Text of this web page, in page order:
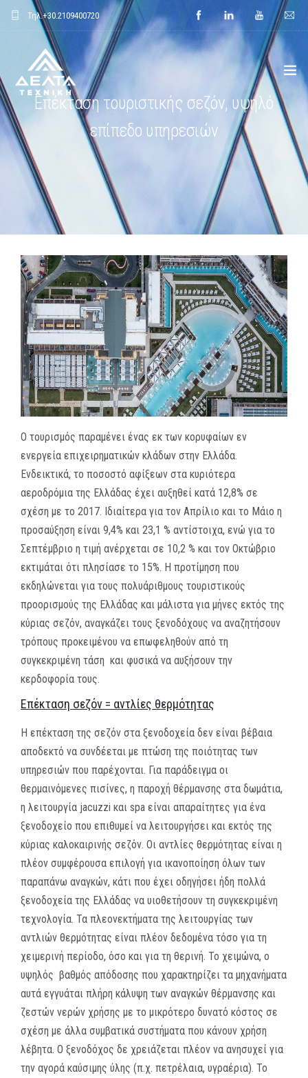
Τηλ.+30.2109400720
ΑΡΧΙΚΗ
ΕΤΑΙΡΕΙΑ
ΕΦΑΡΜΟΓΕΣ
ΕΝΔΕΙΚΤΙΚΑ ΕΡΓΑ
ΠΡΟΙΟΝΤΑ
ΝΕΑ
MEDIA
ΦΥΛΛΑΔΙΑ
ΕΥΚΑΙΡΙΕΣ ΕΡΓΑΣΙΑΣ
ΕΠΙΚΟΙΝΩΝΙΑ
E-SHOP
Επέκταση τουριστικής σεζόν, υψηλό
επίπεδο υπηρεσιών
Ο τουρισμός παραμένει ένας εκ των κορυφαίων εν
ενεργεία επιχειρηματικών κλάδων στην Ελλάδα.
Ενδεικτικά, το ποσοστό αφίξεων στα κυριότερα
αεροδρόμια της Ελλάδας έχει αυξηθεί κατά 12,8% σε
σχέση με το 2017. Ιδιαίτερα για τον Απρίλιο και το Μάιο η
προσαύξηση είναι 9,4% και 23,1 % αντίστοιχα, ενώ για το
Σεπτέμβριο η τιμή ανέρχεται σε 10,2 % και τον Οκτώβριο
εκτιμάται ότι πλησίασε το 15%. Η προτίμηση που
εκδηλώνεται για τους πολυάριθμους τουριστικούς
προορισμούς της Ελλάδας και μάλιστα για μήνες εκτός της
κύριας σεζόν, αναγκάζει τους ξενοδόχους να αναζητήσουν
τρόπους προκειμένου να επωφεληθούν από τη
συγκεκριμένη τάση και φυσικά να αυξήσουν την
κερδοφορία τους.
Επέκταση σεζόν = αντλίες θερμότητας
Η επέκταση της σεζόν στα ξενοδοχεία δεν είναι βέβαια
αποδεκτό να συνδέεται με πτώση της ποιότητας των
υπηρεσιών που παρέχονται. Για παράδειγμα οι
θερμαινόμενες πισίνες, η παροχή θέρμανσης στα δωμάτια,
η λειτουργία jacuzzi και spa είναι απαραίτητες για ένα
ξενοδοχείο που επιθυμεί να λειτουργήσει και εκτός της
κύριας καλοκαιρινής σεζόν. Οι αντλίες θερμότητας είναι η
πλέον συμφέρουσα επιλογή για ικανοποίηση όλων των
παραπάνω αναγκών, κάτι που έχει οδηγήσει ήδη πολλά
ξενοδοχεία της Ελλάδας να υιοθετήσουν τη συγκεκριμένη
τεχνολογία. Τα πλεονεκτήματα της λειτουργίας των
αντλιών θερμότητας είναι πλέον δεδομένα τόσο για τη
χειμερινή περίοδο, όσο και για τη θερινή. Το χειμώνα, ο
υψηλός βαθμός απόδοσης που χαρακτηρίζει τα μηχανήματα
αυτά εγγυάται πλήρη κάλυψη των αναγκών θέρμανσης και
ζεστών νερών χρήσης με το μικρότερο δυνατό κόστος σε
σχέση με άλλα συμβατικά συστήματα που κάνουν χρήση
λέβητα. Ο ξενοδόχος δε χρειάζεται πλέον να ανησυχεί για
την αγορά καύσιμης ύλης (π.χ. πετρέλαια, υγραέρια). Το